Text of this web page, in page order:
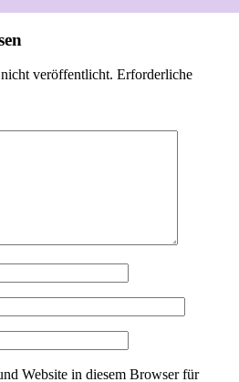
veröffentlicht. Erforderliche
Website in diesem Browser für